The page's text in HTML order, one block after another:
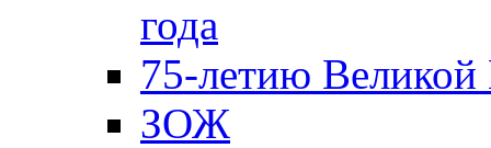
года
75-летию
ЗОЖ